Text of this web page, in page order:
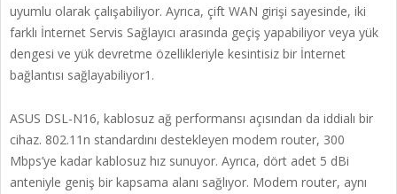
uyumlu olarak çalışabiliyor. Ayrıca, çift WAN girişi sayesinde, iki
farklı İnternet Servis Sağlayıcı arasında geçiş yapabiliyor veya yük
dengesi ve yük devretme özellikleriyle kesintisiz bir İnternet
bağlantısı sağlayabiliyor1.
ASUS DSL-N16, kablosuz ağ performansı açısından da iddialı bir
cihaz. 802.11n standardını destekleyen modem router, 300
Mbps’ye kadar kablosuz hız sunuyor. Ayrıca, dört adet 5 dBi
anteniyle geniş bir kapsama alanı sağlıyor. Modem router, aynı